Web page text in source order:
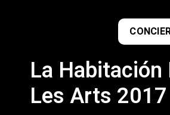
La
Les Arts 2017